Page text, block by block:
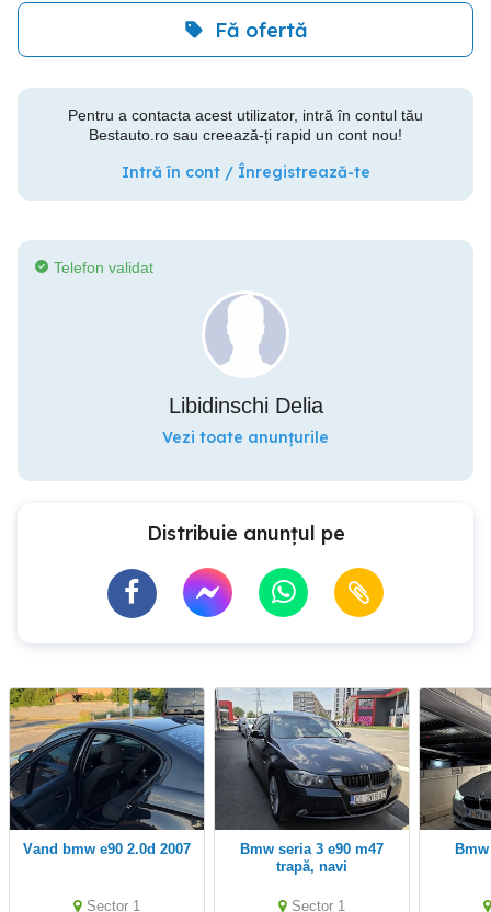
Fă ofertă
Pentru a contacta acest utilizator, intră în contul tău
Bestauto.ro sau creează-ți rapid un cont nou!
Intră în cont / Înregistrează-te
Telefon validat
Libidinschi Delia
Vezi toate anunțurile
Distribuie anunțul pe
vand bmw e90 2.0d 2007
Sector 1
bmw seria 3 e90 m47
trapă, navi
Sector 1